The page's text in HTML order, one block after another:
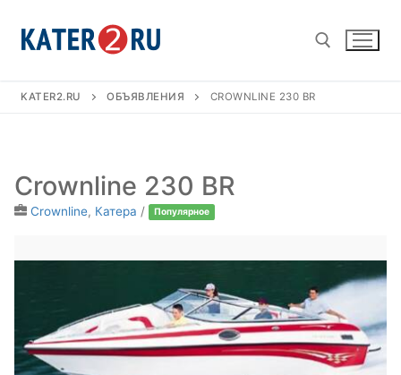
содержимому
KATER2.RU ОБЪЯВЛЕНИЯ CROWNLINE 230 BR
Crownline 230 BR
Crownline, Катера / Популярное